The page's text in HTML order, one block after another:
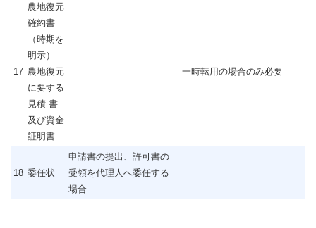
17
農地復元
確約書
（時期を
明示）
農地復元
に要する
見積 書
及び資金
証明書
一時転用の場合のみ必要
18 委任状
申請書の提出、許可書の
受領を代理人へ委任する
場合